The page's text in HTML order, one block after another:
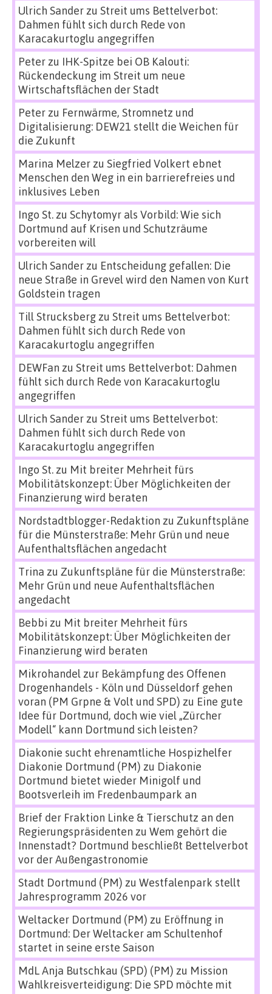
Ulrich Sanderzu Streit ums Bettelverbot:
Dahmen fühlt sich durch Rede von
Karacakurtoglu angegriffen
Peterzu IHK-Spitze bei OB Kalouti:
Rückendeckung im Streit um neue
Wirtschaftsflächen der Stadt
Peterzu Fernwärme, Stromnetz und
Digitalisierung: DEW21 stellt die Weichen für
die Zukunft
Marina Melzerzu Siegfried Volkert ebnet
Menschen den Weg in ein barrierefreies und
inklusives Leben
Ingo St.zu Schytomyr als Vorbild: Wie sich
Dortmund auf Krisen und Schutzräume
vorbereiten will
Ulrich Sanderzu Entscheidung gefallen: Die
neue Straße in Grevel wird den Namen von Kurt
Goldstein tragen
Till Strucksbergzu Streit ums Bettelverbot:
Dahmen fühlt sich durch Rede von
Karacakurtoglu angegriffen
DEWFan zu Streit ums Bettelverbot: Dahmen
fühlt sich durch Rede von Karacakurtoglu
angegriffen
Ulrich Sanderzu Streit ums Bettelverbot:
Dahmen fühlt sich durch Rede von
Karacakurtoglu angegriffen
Ingo St.zu Mit breiter Mehrheit fürs
Mobilitätskonzept: Über Möglichkeiten der
Finanzierung wird beraten
Nordstadtblogger-Redaktion zu Zukunftspläne
für die Münsterstraße: Mehr Grün und neue
Aufenthaltsflächen angedacht
Trina zu Zukunftspläne für die Münsterstraße:
Mehr Grün und neue Aufenthaltsflächen
angedacht
Bebbi zu Mit breiter Mehrheit fürs
Mobilitätskonzept: Über Möglichkeiten der
Finanzierung wird beraten
Mikrohandel zur Bekämpfung des Offenen
Drogenhandels - Köln und Düsseldorf gehen
voran (PM Grpne & Volt und SPD) zu Eine gute
Idee für Dortmund, doch wie viel „Zürcher
Modell“ kann Dortmund sich leisten?
Diakonie sucht ehrenamtliche Hospizhelfer
Diakonie Dortmund (PM) zu Diakonie
Dortmund bietet wieder Minigolf und
Bootsverleih im Fredenbaumpark an
Brief der Fraktion Linke & Tierschutz an den
Regierungspräsidenten zu Wem gehört die
Innenstadt? Dortmund beschließt Bettelverbot
vor der Außengastronomie
Stadt Dortmund (PM) zu Westfalenpark stellt
Jahresprogramm 2026 vor
Weltacker Dortmund (PM) zu Eröffnung in
Dortmund: Der Weltacker am Schultenhof
startet in seine erste Saison
MdL Anja Butschkau (SPD) (PM) zu Mission
Wahlkreisverteidigung: Die SPD möchte mit